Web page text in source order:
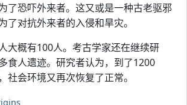
了恐吓外来者。这又或是一种古老驱邪
了对抗外来者的入侵和旱灾。
大概有100人。考古学家还在继续研
食人遗迹。研究者认为，到了1200
社会环境又再次恢复了正常。